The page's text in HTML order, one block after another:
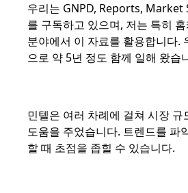
우리는 GNPD, Reports, Market
를 구독하고 있으며, 저는 특히
분야에서 이 자료를 활용합니다.
으로 약 5년 정도 함께 일해 왔습
민텔은 여러 차례에 걸쳐 시장
도움을 주었습니다. 트렌드를 파
할 때 초점을 좁힐 수 있습니다.